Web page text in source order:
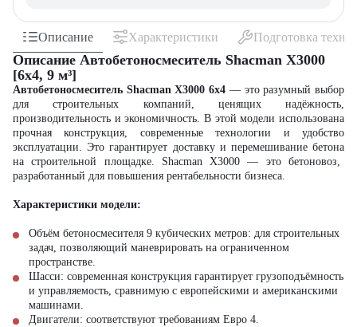
Описание Характеристики Подготовка
Описание Автобетоносмеситель Shacman X3000
[6x4, 9 м³]
Автобетоносмеситель Shacman X3000 6x4 — это разумный выбор
для строительных компаний, ценящих надёжность,
производительность и экономичность. В этой модели использована
прочная конструкция, современные технологии и удобство
эксплуатации. Это гарантирует доставку и перемешивание бетона
настроительной площадке. Shacman X3000 — это бетоновоз,
разработанный для повышения рентабельности бизнеса.
Характеристики модели:
Объём бетоносмесителя 9 кубических метров: для строительных
задач, позволяющий маневрировать на ограниченном
пространстве.
Шасси: современная конструкция гарантирует грузоподъёмность
и управляемость, сравнимую с европейскими и американскими
машинами.
Двигатели: соответствуют требованиям Евро 4.